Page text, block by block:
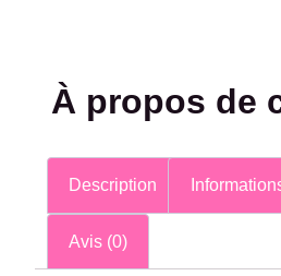
À propos de
Description
Avis (0)